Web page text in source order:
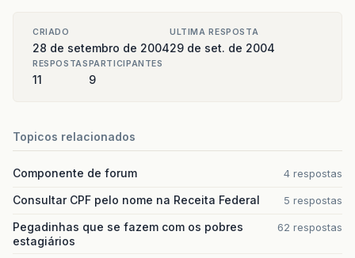
CRIADO
28 de setembro de 2004
ULTIMA RESPOSTA
29 de set. de 2004
RESPOSTAS
11
PARTICIPANTES
9
Topicos relacionados
Componente de forum 4 respostas
Consultar CPF pelo nome na Receita Federal 5 respostas
Pegadinhas que se fazem com os pobres
estagiários
62 respostas